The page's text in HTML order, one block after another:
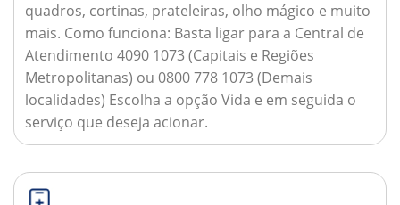
quadros, cortinas, prateleiras, olho mágico e muito
mais. Como funciona: Basta ligar para a Central de
Atendimento 4090 1073 (Capitais e Regiões
Metropolitanas) ou 0800 778 1073 (Demais
localidades) Escolha a opção Vida e em seguida o
serviço que deseja acionar.